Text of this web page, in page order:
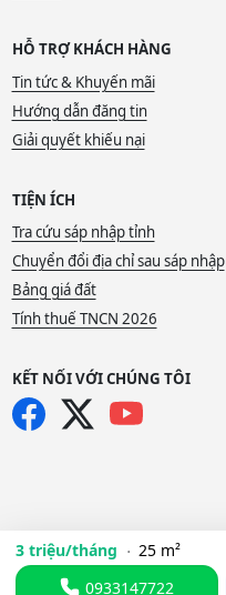
3 triệu/tháng
25 m²
0933147722
HỖ TRỢ KHÁCH HÀNG
Tin tức & Khuyến mãi
Hướng dẫn đăng tin
Giải quyết khiếu nại
TIỆN ÍCH
Tra cứu sáp nhập tỉnh
Chuyển đổi địa chỉ sau sáp nhập
Bảng giá đất
Tính thuế TNCN 2026
KẾT NỐI VỚI CHÚNG TÔI